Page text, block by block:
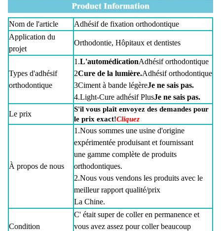
Nom de l'article
Adhésif de fixation orthodontique
Application du
projet
Orthodontie, Hôpitaux et dentistes
Types d'adhésif
orthodontique
1.L'automédicationAdhésif orthodontique
2Cure de la lumière.Adhésif orthodontique
3Ciment à bande légèreJe ne sais pas.
4.Light-Cure adhésif PlusJe ne sais pas.
Le prix
S'il vous plaît envoyez des demandes pour
le prix exact!Cliquez
À propos de nous
1.Nous sommes une usine d'origine
expérimentée produisant et fournissant
une gamme complète de produits
orthodontiques.
2.Nous vous vendons les produits avec le
meilleur rapport qualité/prix
La Chine.
Condition
C' était super de coller en permanence et
vous avez assez pour coller beaucoup